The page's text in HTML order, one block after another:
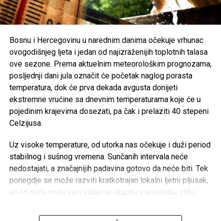
Organizatori Zenica Summer Festa poručili su da je odluka
o otkazivanju donesena iz poštovanja prema nastradalima i
njihovim porodicama, naglašavajući da će prilika za muziku
i zabavu uvijek biti, dok izgubljeni životi ne mogu biti
vraćeni.
Brojni građani podržali su ovu odluku, ističući da u
trenucima kolektivne tuge solidarnost i suosjećanje moraju
biti ispred svih drugih interesa.
Rasprava koja se razvila na društvenim mrežama još
jednom je pokazala koliko je važno njegovati kulturu
empatije, poštovanja i odgovornosti, posebno u trenucima
kada cijela zajednica dijeli bol zbog nenadoknadivog
gubitka.
Bosnu i Hercegovinu u narednim danima očekuje vrhunac
ovogodišnjeg ljeta i jedan od najizraženijih toplotnih talasa
ove sezone. Prema aktuelnim meteorološkim prognozama,
posljednji dani jula označit će početak naglog porasta
temperatura, dok će prva dekada avgusta donijeti
ekstremne vrućine sa dnevnim temperaturama koje će u
pojedinim krajevima dosezati, pa čak i prelaziti 40 stepeni
Celzijusa.
Uz visoke temperature, od utorka nas očekuje i duži period
stabilnog i sušnog vremena. Sunčanih intervala neće
nedostajati, a značajnijih padavina gotovo da neće biti. Tek
ponegdje se može razviti kratkotrajan lokalni ljetni pljusak,
ali on neće imati veći uticaj na ukupnu vremensku sliku.
Posebno će neugodne postati noći. Iako se dani